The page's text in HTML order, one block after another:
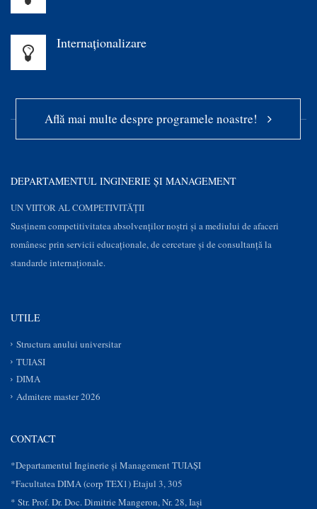
Internaționalizare
Află mai multe despre programele noastre!
DEPARTAMENTUL INGINERIE ȘI MANAGEMENT
UN VIITOR AL COMPETIVITĂȚII
Susţinem competitivitatea absolvenților noștri și a mediului de afaceri
românesc prin servicii educaţionale, de cercetare şi de consultanţă la
standarde internaționale.
UTILE
Structura anului universitar
TUIASI
DIMA
Admitere master 2026
CONTACT
*Departamentul Inginerie și Management TUIAȘI
*Facultatea DIMA (corp TEX1) Etajul 3, 305
* Str. Prof. Dr. Doc. Dimitrie Mangeron, Nr. 28, Iaşi